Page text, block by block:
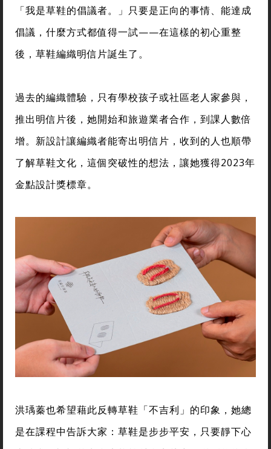
「我是草鞋的倡議者。」只要是正向的事情、能達成
倡議，什麼方式都值得一試——在這樣的初心重整
後，草鞋編織明信片誕生了。
過去的編織體驗，只有學校孩子或社區老人家參與，
推出明信片後，她開始和旅遊業者合作，到課人數倍
增。新設計讓編織者能寄出明信片，收到的人也順帶
了解草鞋文化，這個突破性的想法，讓她獲得2023年
金點設計獎標章。
洪瑀蓁也希望藉此反轉草鞋「不吉利」的印象，她總
是在課程中告訴大家：草鞋是步步平安，只要靜下心